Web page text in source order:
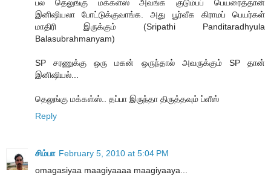
பல தெலுங்கு மக்கள்ஸ் அவங்க குடும்பப் பெயரைத்தான்
இனிஷியலா போட்டுக்குவாங்க. அது பூர்வீக கிராமப் பெயர்கள்
மாதிரி இருக்கும் (Sripathi Panditaradhyula
Balasubrahmanyam)
SP சரணுக்கு ஒரு மகன் ஒருந்தால் அவருக்கும் SP தான்
இனிஷியல்...
தெலுங்கு மக்கள்ஸ்.. தப்பா இருந்தா திருத்தவும் ப்ளீஸ்
Reply
சிம்பா February 5, 2010 at 5:04 PM
omagasiyaa maagiyaaaa maagiyaaya...